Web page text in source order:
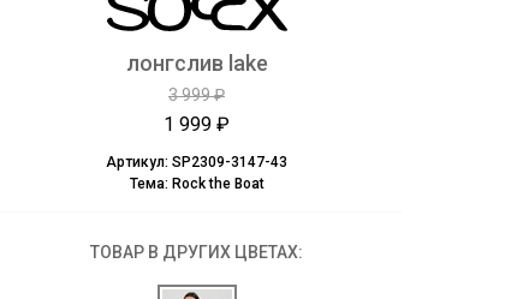
лонгслив lake
3 999 ₽
1 999 ₽
Артикул: SP2309-3147-43
Тема: Rock the Boat
ТОВАР В ДРУГИХ ЦВЕТАХ: